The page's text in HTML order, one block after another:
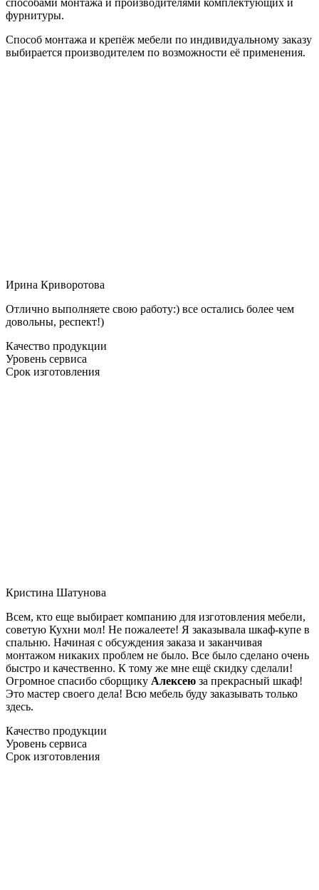
фурнитуры.
Способ монтажа и крепёж мебели по индивидуальному заказу
выбирается производителем по возможности её применения.
Ирина Криворотова
Отлично выполняете свою работу:) все остались более чем
довольны, респект!)
Качество продукции
Уровень сервиса
Срок изготовления
Кристина Шатунова
Всем, кто еще выбирает компанию для изготовления мебели,
советую Кухни мол! Не пожалеете! Я заказывала шкаф-купе в
спальню. Начиная с обсуждения заказа и заканчивая
монтажом никаких проблем не было. Все было сделано очень
быстро и качественно. К тому же мне ещё скидку сделали!
Огромное спасибо сборщику Алексею за прекрасный шкаф!
Это мастер своего дела! Всю мебель буду заказывать только
здесь.
Качество продукции
Уровень сервиса
Срок изготовления